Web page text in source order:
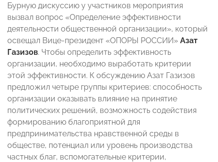
Бурную дискуссию у участников мероприятия
вызвал вопрос «Определение эффективности
деятельности общественной организации», который
освещал Вице-президент «ОПОРЫ РОССИИ» Азат
Газизов. Чтобы определить эффективность
организации, необходимо выработать критерии
этой эффективности. К обсуждению Азат Газизов
предложил четыре группы критериев: способность
организации оказывать влияние на принятие
политических решений, возможность содействия
формированию благоприятной для
предпринимательства нравственной среды в
обществе, потенциал или уровень производства
частных благ, вспомогательные критерии,